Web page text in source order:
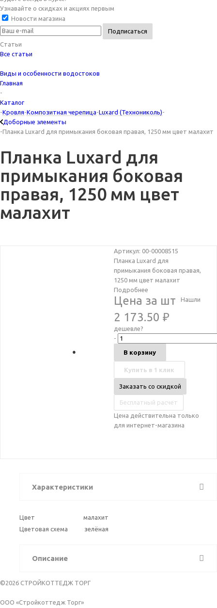
Узнавайте о скидках и акциях первым
Новости магазина
Статьи
Все статьи
Виды и особенности водостоков
Главная
-
Каталог
-Кровля-Композитная черепица-Luxard (Технониколь)-
Доборные элементы
-Планка Luxard для примыкания боковая правая, 1250 мм цвет малахит
Планка Luxard для
примыкания боковая
правая, 1250 мм цвет
малахит
Артикул: 00-00008515
Планка Luxard для
примыкания боковая правая,
1250 мм цвет малахит
Подробнее
Цена за шт
2 173.50 ₽
Нашли
дешевле?
-
В корзину
Купить в 1 клик
Заказать со скидкой
Бесплатный расчет
Цена действительна только
для интернет-магазина
Характеристики
Цвет
малахит
Цветовая схема
зелёная
Описание
©2026 СТРОЙКОТТЕДЖ ТОРГ
ООО «Стройкоттедж Торг»